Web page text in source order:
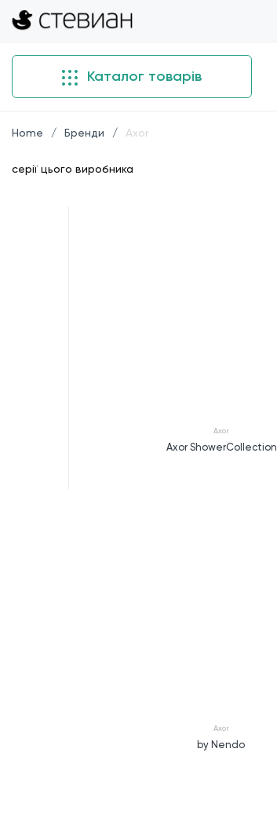
Каталог товарів
Home Бренди Axor
серії цього виробника
Axor
Axor ShowerCollection
Axor
by Nendo